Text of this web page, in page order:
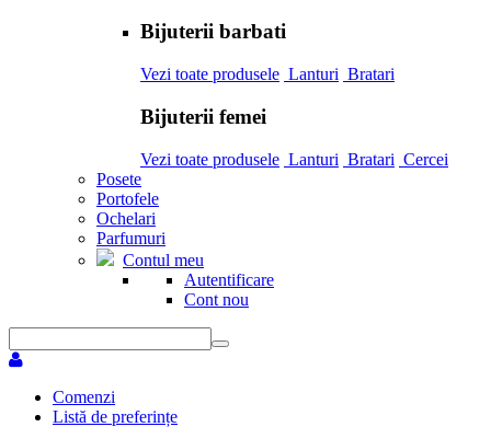
Bijuterii barbati
Vezi toate produsele Lanturi Bratari
Bijuterii femei
Vezi toate produsele Lanturi Bratari Cercei
Posete
Portofele
Ochelari
Parfumuri
Contul meu
Autentificare
Cont nou
Comenzi
Listă de preferințe